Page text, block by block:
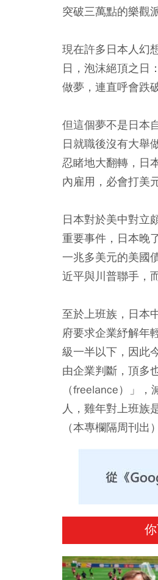
突破三萬點的樂觀
現在許多日本人幻
日，泡沫絕頂之日
做夢，連直呼會跌
但這個夢不是日本
日就職後沒有大舉
忍睹地大翻轉，日
內雇用，必會打美
日本對於美中對立
重要事件，日本晚
一兆多美元的美國
近平與川普聯手，
至於上班族，日本
府要求企業紓解年
級一半以下，因此
由企業判斷，頂多
（freelance）」
人，雞年對上班族
（本專欄隔周刊出）